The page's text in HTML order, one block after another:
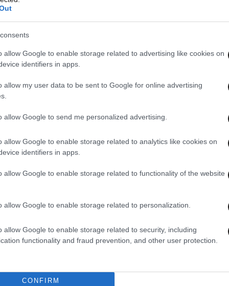
allow Google to enable storage related to advertising like cookies on
identifiers in apps.
allow my user data to be sent to Google for online advertising
allow Google to send me personalized advertising.
allow Google to enable storage related to analytics like cookies on
identifiers in apps.
allow Google to enable storage related to functionality of the website
allow Google to enable storage related to personalization.
allow Google to enable storage related to security, including
functionality and fraud prevention, and other user protection.
CONFIRM
Τραμπ οι Ηνωμένες Πολιτείες αποσύρθηκαν
ιρανικό πυρηνικό πρόγραμμα, ενώ θέτουν
ΤΟΝ ΚΟΣΜΟ ΟΛΑ ΤΑ ΑΡΘΡΑ